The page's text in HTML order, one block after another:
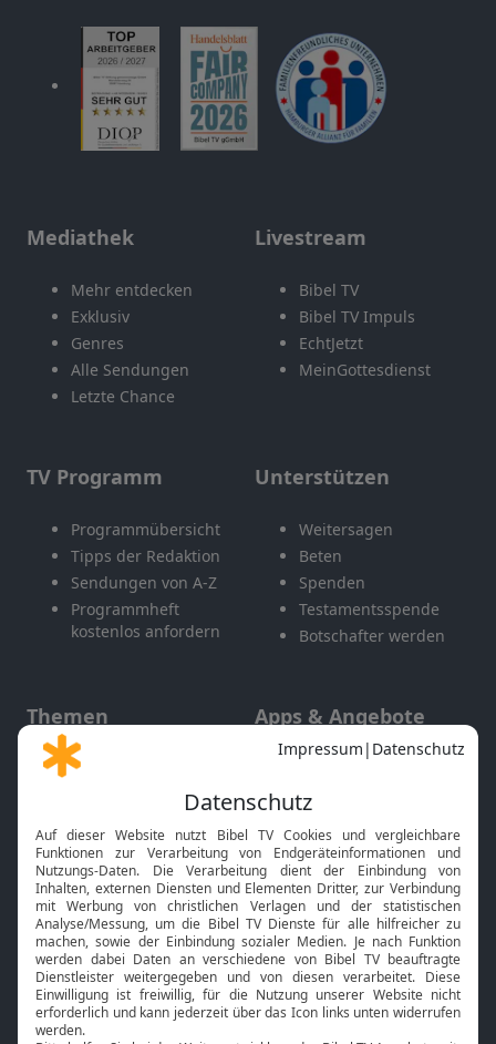
Mediathek
Mehr entdecken
Exklusiv
Genres
Alle Sendungen
Letzte Chance
Livestream
Bibel TV
Bibel TV Impuls
EchtJetzt
MeinGottesdienst
TV Programm
Programmübersicht
Tipps der Redaktion
Sendungen von A-Z
Programmheft
kostenlos anfordern
Unterstützen
Weitersagen
Beten
Spenden
Testamentsspende
Botschafter werden
Themen
Gott und Bibel erklärt
Neuigkeiten
Apps & Angebote
Mobile App
Smart TV
HbbTV
Bibelthek Online-Bibel
Nächster Gottesdienst
Bibel TV Service